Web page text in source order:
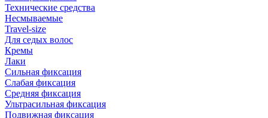
Технические средства
Несмываемые
Travel-size
Для седых волос
Кремы
Лаки
Сильная фиксация
Слабая фиксация
Средняя фиксация
Ультрасильная фиксация
Подвижная фиксация